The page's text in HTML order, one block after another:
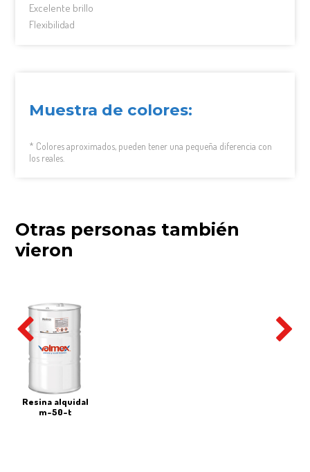
Excelente brillo
Flexibilidad
Muestra de colores:
* Colores aproximados, pueden tener una pequeña diferencia con
los reales.
Otras personas también
vieron
resina alquidal
m-50-t